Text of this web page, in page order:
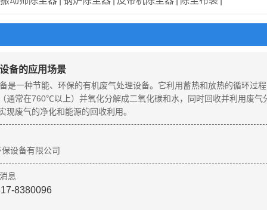
备的应用场景
是一种节能、环保的有机废气处理设备。它利用蓄热和放热的循环过
通常在760℃以上）并氧化分解成二氧化碳和水，同时回收并利用废气
现废气的净化和能源的回收利用。
设备有限公司
8380096